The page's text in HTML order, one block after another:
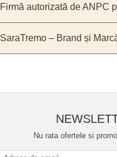
Firmă autorizată de ANPC
SaraTremo – Brand și
Nu rata ofertele si